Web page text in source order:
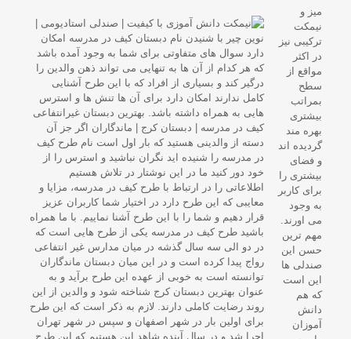
میز و
نیمکت
ترکیبی نیز
در اکثر
مواقع از
سطح
بمراتب
بیشتری
بهره مند
گردیده اند
و فضای
بیشتری را
برای کاربر
به وجود
می اورند.
مهم ترین
حسن این
صندلی ها
این است
که هم
دانش
آموزان